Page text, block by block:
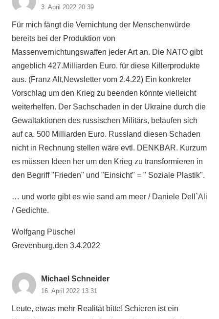
3. April 2022 20:39
Für mich fängt die Vernichtung der Menschenwürde
bereits bei der Produktion von
Massenvernichtungswaffen jeder Art an. Die NATO gibt
angeblich 427.Milliarden Euro. für diese Killerprodukte
aus. (Franz Alt,Newsletter vom 2.4.22) Ein konkreter
Vorschlag um den Krieg zu beenden könnte vielleicht
weiterhelfen. Der Sachschaden in der Ukraine durch die
Gewaltaktionen des russischen Militärs, belaufen sich
auf ca. 500 Milliarden Euro. Russland diesen Schaden
nicht in Rechnung stellen wäre evtl. DENKBAR. Kurzum
es müssen Ideen her um den Krieg zu transformieren in
den Begriff "Frieden" und "Einsicht" = " Soziale Plastik".
… und worte gibt es wie sand am meer / Daniele Dell`Ali
/ Gedichte.
Wolfgang Püschel
Grevenburg,den 3.4.2022
Michael Schneider
16. April 2022 13:31
Leute, etwas mehr Realität bitte! Schieren ist ein